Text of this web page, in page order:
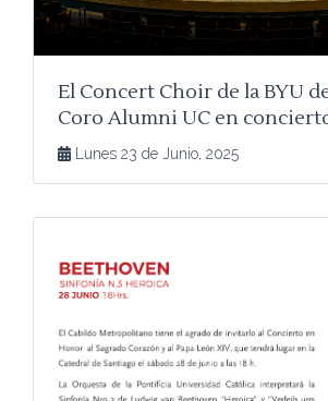
El Concert Choir de la BYU
Coro Alumni UC en
Lunes 23 de Junio, 2025